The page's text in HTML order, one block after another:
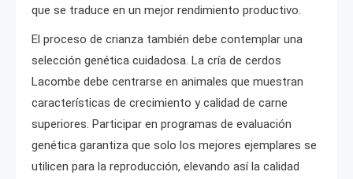
que se traduce en un mejor rendimiento productivo.
El proceso de crianza también debe contemplar una
selección genética cuidadosa. La cría de cerdos
Lacombe debe centrarse en animales que muestran
características de crecimiento y calidad de carne
superiores. Participar en programas de evaluación
genética garantiza que solo los mejores ejemplares se
utilicen para la reproducción, elevando así la calidad